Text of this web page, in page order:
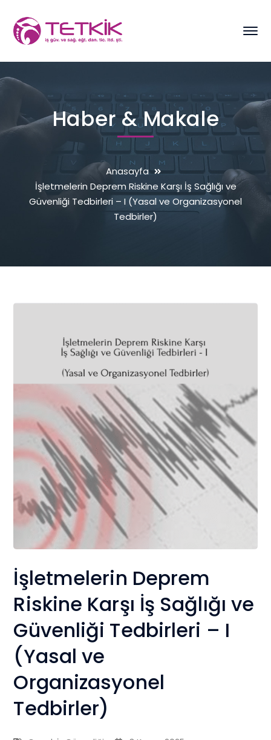
Haber & Makale
Anasayfa
İşletmelerin Deprem Riskine Karşı İş Sağlığı ve
Güvenliği Tedbirleri – I (Yasal ve Organizasyonel
Tedbirler)
İşletmelerin Deprem
Riskine Karşı İş Sağlığı ve
Güvenliği Tedbirleri – I
(Yasal ve
Organizasyonel
Tedbirler)